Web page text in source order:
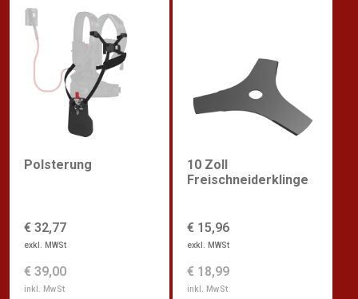
Polsterung
€ 32,77
exkl. MWSt
€ 39,00
inkl. MwSt
10 Zoll
Freischneiderklinge
€ 15,96
exkl. MWSt
€ 18,99
inkl. MwSt